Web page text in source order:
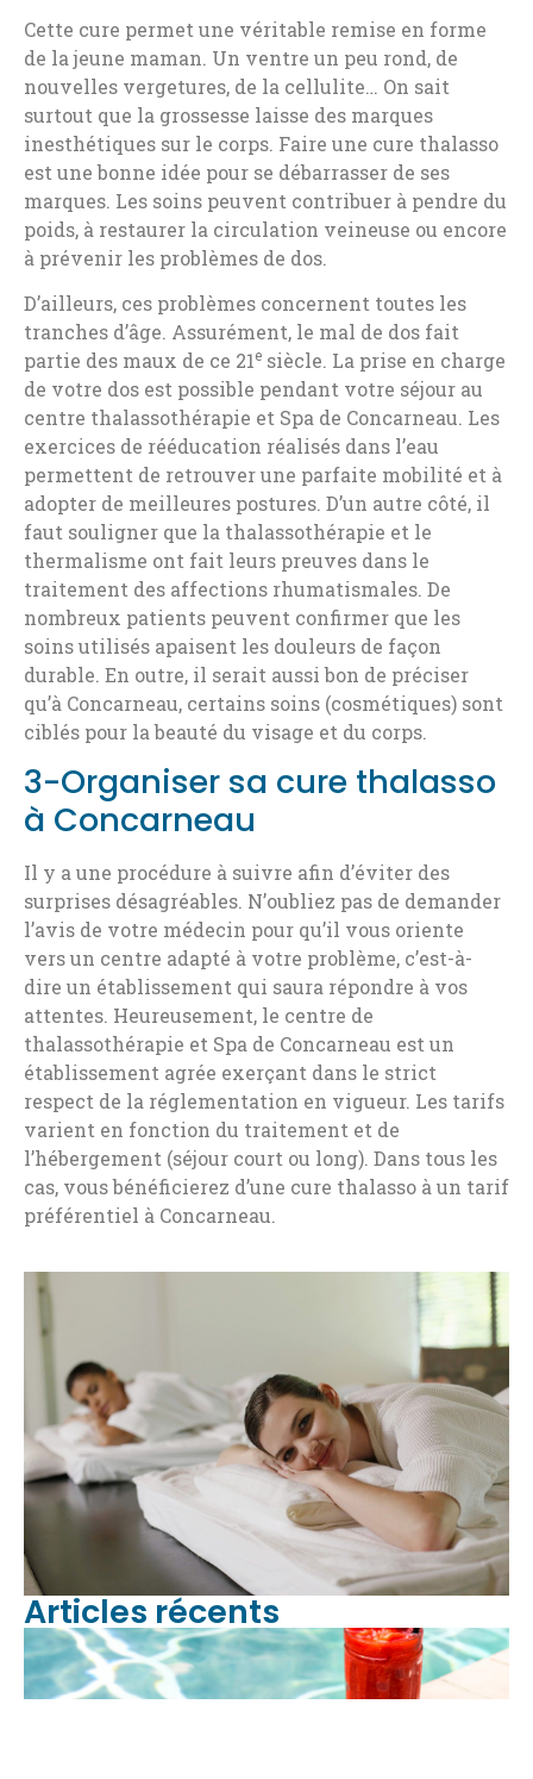
Cette cure permet une véritable remise en forme
de la jeune maman. Un ventre un peu rond, de
nouvelles vergetures, de la cellulite… On sait
surtout que la grossesse laisse des marques
inesthétiques sur le corps. Faire une cure thalasso
est une bonne idée pour se débarrasser de ses
marques. Les soins peuvent contribuer à pendre du
poids, à restaurer la circulation veineuse ou encore
à prévenir les problèmes de dos.
D’ailleurs, ces problèmes concernent toutes les
tranches d’âge. Assurément, le mal de dos fait
partie des maux de ce 21e siècle. La prise en charge
de votre dos est possible pendant votre séjour au
centre thalassothérapie et Spa de Concarneau. Les
exercices de rééducation réalisés dans l’eau
permettent de retrouver une parfaite mobilité et à
adopter de meilleures postures. D’un autre côté, il
faut souligner que la thalassothérapie et le
thermalisme ont fait leurs preuves dans le
traitement des affections rhumatismales. De
nombreux patients peuvent confirmer que les
soins utilisés apaisent les douleurs de façon
durable. En outre, il serait aussi bon de préciser
qu’à Concarneau, certains soins (cosmétiques) sont
ciblés pour la beauté du visage et du corps.
3-Organiser sa cure thalasso
à Concarneau
Il y a une procédure à suivre afin d’éviter des
surprises désagréables. N’oubliez pas de demander
l’avis de votre médecin pour qu’il vous oriente
vers un centre adapté à votre problème, c’est-à-
dire un établissement qui saura répondre à vos
attentes. Heureusement, le centre de
thalassothérapie et Spa de Concarneau est un
établissement agrée exerçant dans le strict
respect de la réglementation en vigueur. Les tarifs
varient en fonction du traitement et de
l’hébergement (séjour court ou long). Dans tous les
cas, vous bénéficierez d’une cure thalasso à un tarif
préférentiel à Concarneau.
Articles récents